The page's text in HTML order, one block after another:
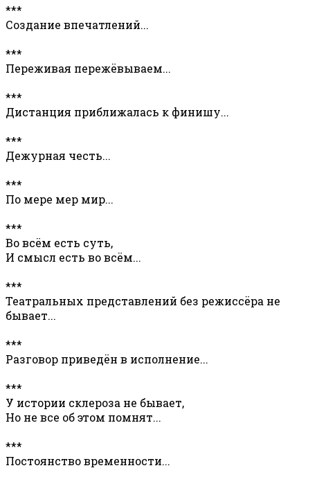
***
Создание впечатлений...
***
Переживая пережёвываем...
***
Дистанция приближалась к финишу...
***
Дежурная честь...
***
По мере мер мир...
***
Во всём есть суть,
И смысл есть во всём...
***
Театральных представлений без режиссёра не
бывает...
***
Разговор приведён в исполнение...
***
У истории склероза не бывает,
Но не все об этом помнят...
***
Постоянство временности...